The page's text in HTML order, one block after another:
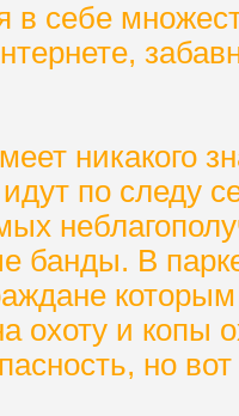
себе
никакого
по следу
банды. В
и копы
но вот